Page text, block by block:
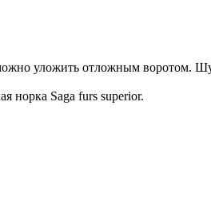
уложить отложным воротом.
норка Saga furs superior.